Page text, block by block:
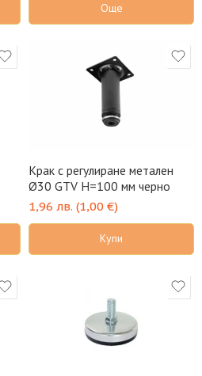
Още
Крак с регулиране метален
Ø30 GTV H=100 мм черно
1,96 лв. (1,00 €)
Купи